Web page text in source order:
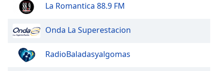
La Romantica 88.9 FM
Onda La Superestacion
RadioBaladasyalgomas